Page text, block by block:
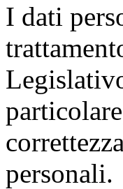
I dati
personali.